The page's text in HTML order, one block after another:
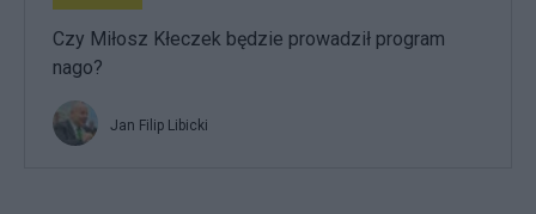
Czy Miłosz Kłeczek będzie prowadził program
nago?
Jan Filip Libicki